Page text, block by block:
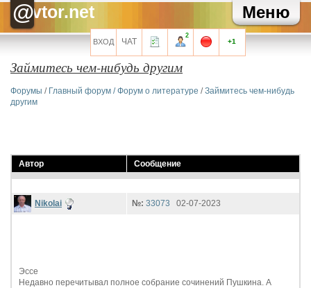
Меню
@vtor.net
Akhenaham
Какой прапорщик ? У меня нет образования. Я не планирую
расти в званиях и связывать свою жизнь с армией. Я собираюсь досидеть
солдатом до конца войны, а затем уволиться. Уж как-нибудь найду чем
Зайка
Так что лучше не дергайся пока
ВХОД ЧАТ
2
+1
Займитесь чем-нибудь другим
Форумы / Главный форум / Форум о литературе /Займитесь чем-нибудь
другим
Автор Сообщение
Nikolai №: 33073 02-07-2023
Эссе
Недавно перечитывал полное собрание сочинений Пушкина. А